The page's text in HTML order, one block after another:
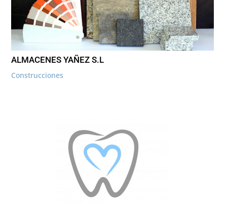
ALMACENES YAÑEZ S.L
Construcciones